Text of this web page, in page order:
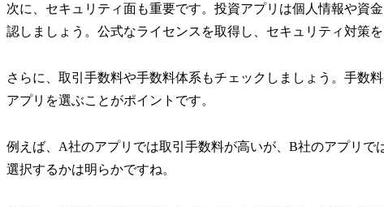
次に、セキュリティ面も重要です。投資アプリは個人情報や資
認しましょう。公式なライセンスを取得し、セキュリティ対策
さらに、取引手数料や手数料体系もチェックしましょう。手数
アプリを選ぶことがポイントです。
例えば、A社のアプリでは取引手数料が高いが、B社のアプリ
選択するかは明らかですね。